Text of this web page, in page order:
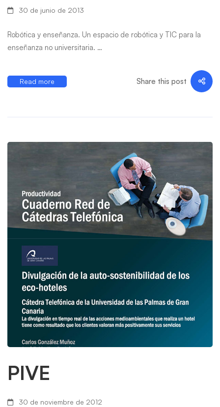
30 de junio de 2013
Robótica y enseñanza. Un espacio de robótica y TIC para la
enseñanza no universitaria. …
Read more Share this post
PIVE
30 de noviembre de 2012